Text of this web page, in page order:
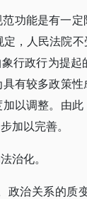
功能是有一
，人民法院不
行政行为提
有较多政策
以调整。由
加以完善。
治化。
政治关系的质